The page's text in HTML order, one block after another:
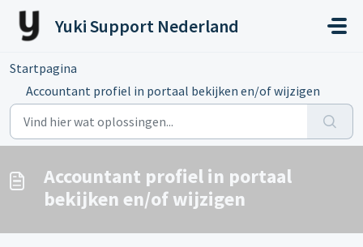
Doorgaan naar hoofdinhoud
Yuki Support Nederland
Startpagina
Accountant profiel in portaal bekijken en/of wijzigen
Accountant profiel in portaal
bekijken en/of wijzigen